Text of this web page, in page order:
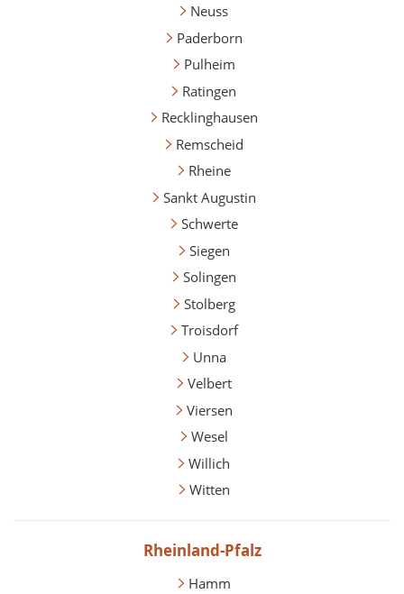
Neuss
Paderborn
Pulheim
Ratingen
Recklinghausen
Remscheid
Rheine
Sankt Augustin
Schwerte
Siegen
Solingen
Stolberg
Troisdorf
Unna
Velbert
Viersen
Wesel
Willich
Witten
Rheinland-Pfalz
Hamm